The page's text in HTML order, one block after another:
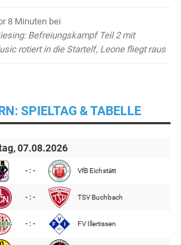
8 Minuten bei
Befreiungskampf Teil 2 mit
rotiert in die Startelf, Leone fliegt raus
SPIELTAG & TABELLE
07.08.2026
- : - VfB Eichstätt
- : - TSV Buchbach
- : - FV Illertissen